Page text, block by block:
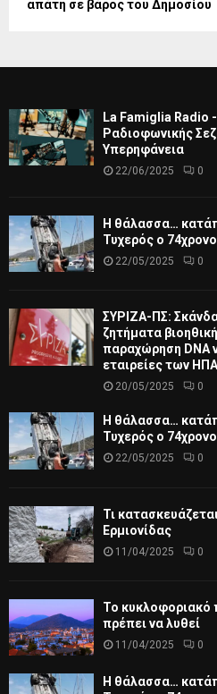
απάτη σε βάρος του Δημοσίου
La Famiglia
Ραδιοφωνικής
Υπερηφάνεια
22/06/2025 0
Η θάλασσα…
Τυχερός ο
22/05/2025 0
ΣΥΡΙΖΑ-ΠΣ:
ζητήματα
παραχώρηση DNA
εταιρείες των ΗΠΑ
20/05/2025 0
Η θάλασσα…
Τυχερός ο
22/05/2025 0
Τι
Ερμιονίδας
11/04/2025 0
Το κυκλοφοριακό
πρέπει να λυθεί
11/04/2025 0
Η θάλασσα…